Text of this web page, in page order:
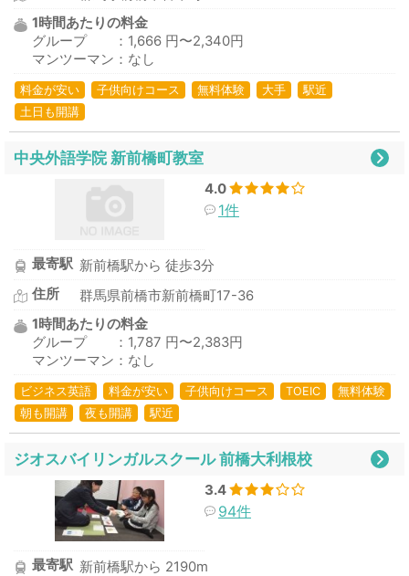
1時間あたりの料金
グループ ：1,666 円〜2,340円
マンツーマン：なし
料金が安い 子供向けコース 無料体験 大手
駅近
土日も開講
中央外語学院 新前橋町教室
4.0
1件
最寄駅 新前橋駅から 徒歩3分
住所
群馬県前橋市新前橋町17-36
1時間あたりの料金
グループ ：1,787 円〜2,383円
マンツーマン：なし
ビジネス英語 料金が安い 子供向けコース TOEIC
無料体験
朝も開講
夜も開講 駅近
ジオスバイリンガルスクール 前橋大利根校
3.4
94件
最寄駅 新前橋駅から 2190m